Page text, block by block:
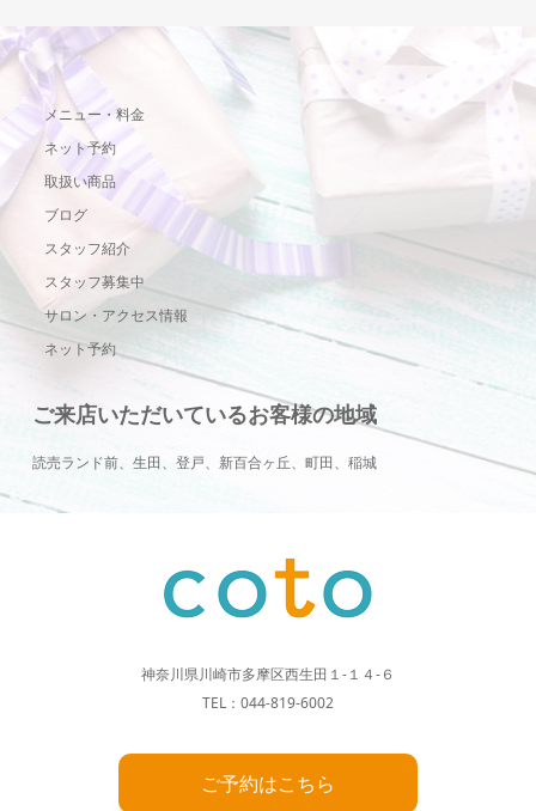
メニュー・料金
ネット予約
取扱い商品
ブログ
スタッフ紹介
スタッフ募集中
サロン・アクセス情報
ネット予約
ご来店いただいているお客様の地域
読売ランド前、生田、登戸、新百合ヶ丘、町田、稲城
神奈川県川崎市多摩区西生田１-１４-６
TEL：044-819-6002
ご予約はこちら